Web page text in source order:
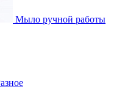
Мыло ручной работы